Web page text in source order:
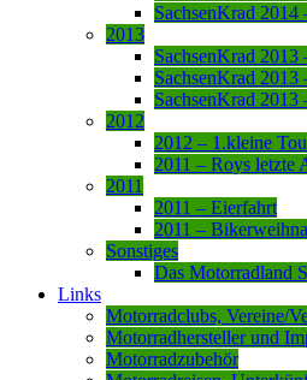
SachsenKrad 2014
2013
SachsenKrad 2013
SachsenKrad 2013
SachsenKrad 2013
2012
2012 – 1.kleine
2011 – Roys letzte
2011
2011 – Eierfahrt
2011 –
Sonstiges
Das Motorradland
Links
Motorradclubs, Vereine/
Motorradhersteller und
Motorradzubehör